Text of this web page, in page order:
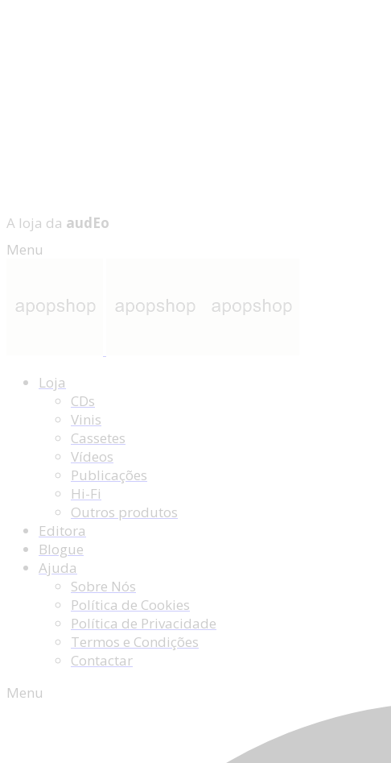
A loja da audEo
Menu
Loja
CDs
Vinis
Cassetes
Vídeos
Publicações
Hi-Fi
Outros produtos
Editora
Blogue
Ajuda
Sobre Nós
Política de Cookies
Política de Privacidade
Termos e Condições
Contactar
Menu